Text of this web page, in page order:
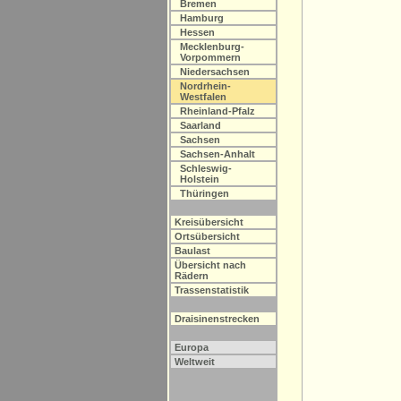
Bremen
Hamburg
Hessen
Mecklenburg-
Vorpommern
Niedersachsen
Nordrhein-
Westfalen
Rheinland-Pfalz
Saarland
Sachsen
Sachsen-Anhalt
Schleswig-
Holstein
Thüringen
Kreisübersicht
Ortsübersicht
Baulast
Übersicht nach
Rädern
Trassenstatistik
Draisinenstrecken
Europa
Weltweit